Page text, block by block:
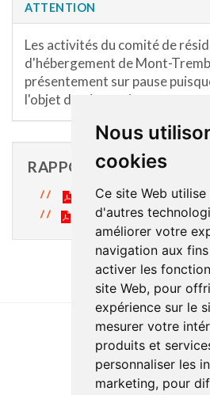
Nous
cookies
Ce site Web
d'autres
améliorer votre
navigation aux
activer les
site Web, pour
expérience sur le
mesurer votre
produits et
personnaliser les
marketing, pour
ATTENTION
Les activités du comité de
d'hébergement de Mont-
présentement sur pause
l'objet de rénovations.
RAPPORT D'ACTIVITÉS
Rapport d'activités
Rapport d'activités
Dernière mise à jour : 20
Accessibilité